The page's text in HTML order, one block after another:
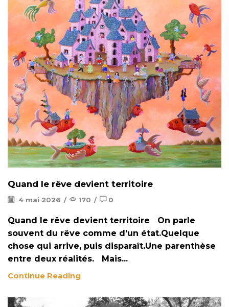
Quand le rêve devient territoire
4 mai 2026 / 170 / 0
Quand le rêve devient territoire On parle
souvent du rêve comme d’un état.Quelque
chose qui arrive, puis disparaît.Une parenthèse
entre deux réalités. Mais...
Continue Reading